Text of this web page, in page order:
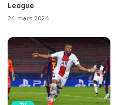
League
24 mars 2024